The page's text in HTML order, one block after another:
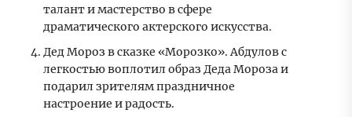
талант и мастерство в сфере
драматического актерского искусства.
Дед Мороз в сказке «Морозко». Абдулов с
легкостью воплотил образ Деда Мороза и
подарил зрителям праздничное
настроение и радость.